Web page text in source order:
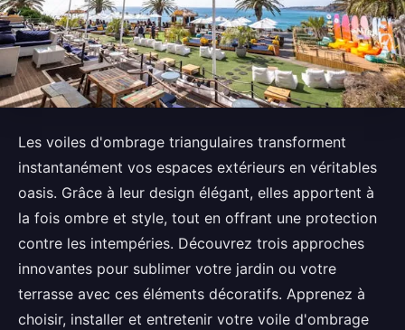
Les voiles d'ombrage triangulaires transforment
instantanément vos espaces extérieurs en véritables
oasis. Grâce à leur design élégant, elles apportent à
la fois ombre et style, tout en offrant une protection
contre les intempéries. Découvrez trois approches
innovantes pour sublimer votre jardin ou votre
terrasse avec ces éléments décoratifs. Apprenez à
choisir, installer et entretenir votre voile d'ombrage